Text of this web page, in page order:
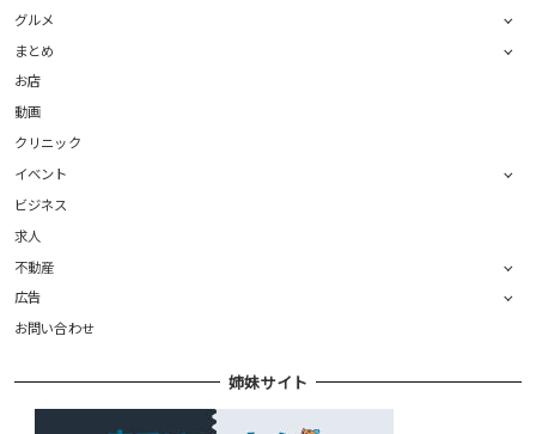
グルメ
まとめ
お店
動画
クリニック
イベント
ビジネス
求人
不動産
広告
お問い合わせ
姉妹サイト